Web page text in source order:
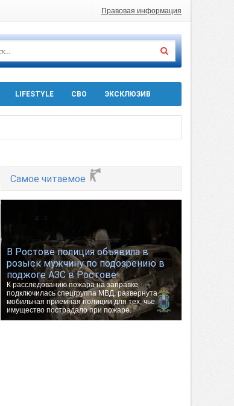
Правовая информация
LIFESTYLE СВО ЭКСКЛЮЗИВ
машин
Самое читаемое
В Ростове полиция объявила в
розыск мужчину по подозрению в
поджоге АЗС в Ростове
К расследованию пожара на заправке
подключилась спецгруппа МВД, развернута
мобильная приемная полиции для тех, чье
имущество пострадало при пожаре.